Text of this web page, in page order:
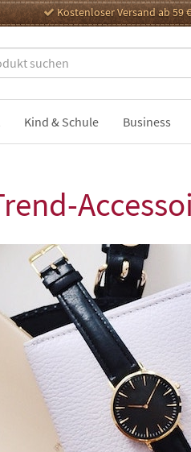
Kostenloser Versand ab 59 €
Kind & Schule Business